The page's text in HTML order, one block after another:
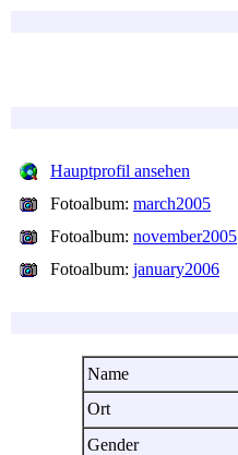
Hauptprofil ansehen
Fotoalbum: march2005
Fotoalbum: november2005
Fotoalbum: january2006
Name
Ort
Gender